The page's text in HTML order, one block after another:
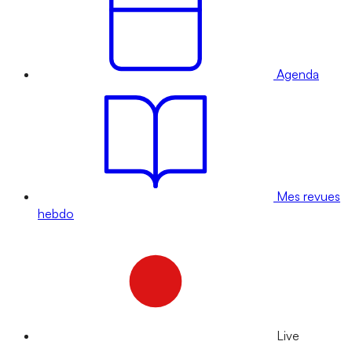
Agenda
Mes revues
hebdo
Live